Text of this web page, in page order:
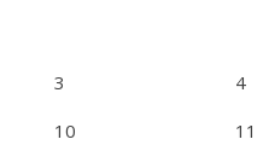
3
4
10
11